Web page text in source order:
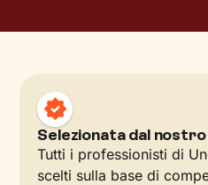
Selezionata dal
Tutti i professionisti di
scelti sulla base di